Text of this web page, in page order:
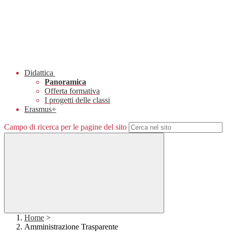
Didattica
Panoramica
Offerta formativa
I progetti delle classi
Erasmus+
Campo di ricerca per le pagine del sito
Home >
Amministrazione Trasparente